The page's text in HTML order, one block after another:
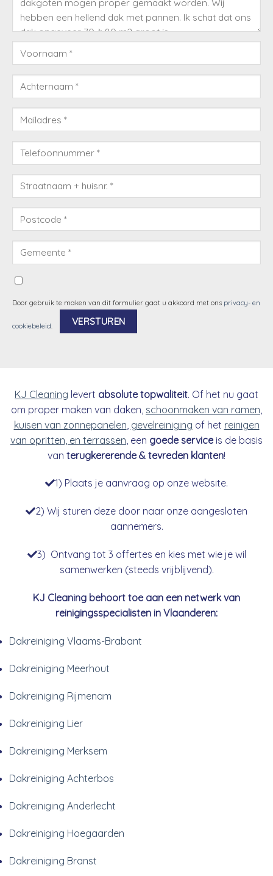
Door gebruik te maken van dit formulier gaat u akkoord met ons privacy- en
cookiebeleid.
KJ Cleaning levert absolute topwaliteit. Of het nu gaat
om proper maken van daken, schoonmaken van ramen
kuisen van zonnepanelen gevelreiniging of het reinigen
van opritten, en terrassen , een goede serviceis de basis
van terugkererende & tevreden klanten!
1) Plaats je aanvraag op onze website.
2) Wij sturen deze door naar onze aangesloten
aannemers.
3) Ontvang tot 3 offertes en kies met wie je wil
samenwerken (steeds vrijblijvend).
KJ Cleaning behoort toe aan een netwerk van
reinigingsspecialisten in Vlaanderen:
Dakreiniging Vlaams-Brabant
Dakreiniging Meerhout
Dakreiniging Rijmenam
Dakreiniging Lier
Dakreiniging Merksem
Dakreiniging Achterbos
Dakreiniging Anderlecht
Dakreiniging Hoegaarden
Dakreiniging Branst